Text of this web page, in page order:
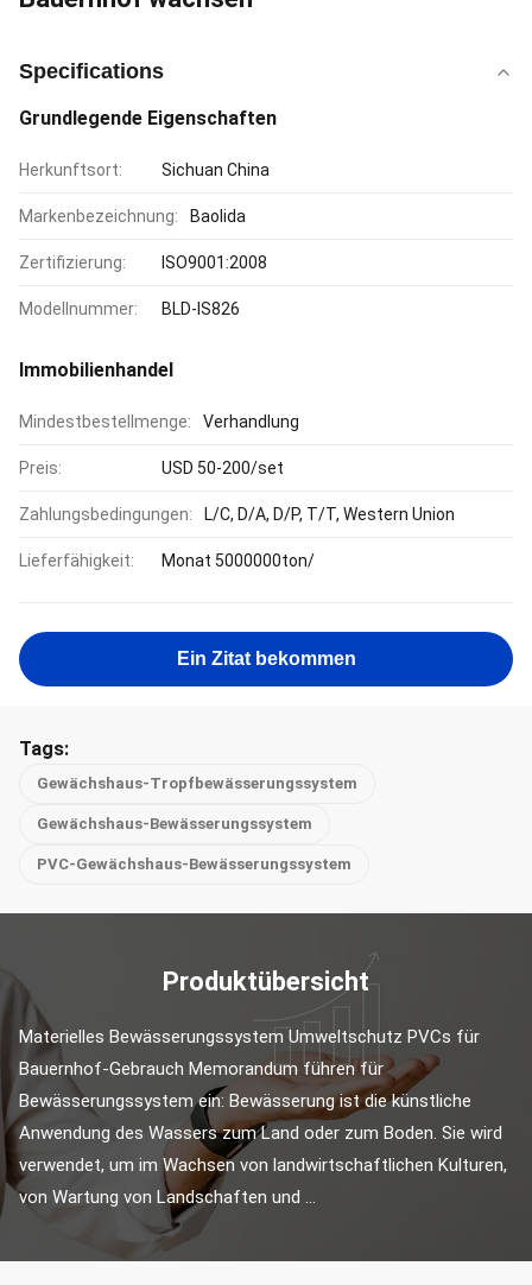
Specifications
Grundlegende Eigenschaften
Herkunftsort: Sichuan China
Markenbezeichnung: Baolida
Zertifizierung: ISO9001:2008
Modellnummer: BLD-IS826
Immobilienhandel
Mindestbestellmenge: Verhandlung
Preis: USD 50-200/set
Zahlungsbedingungen: L/C, D/A, D/P, T/T, Western Union
Lieferfähigkeit: Monat 5000000ton/
Ein Zitat bekommen
Tags:
Gewächshaus-Tropfbewässerungssystem
Gewächshaus-Bewässerungssystem
PVC-Gewächshaus-Bewässerungssystem
Produktübersicht
Materielles Bewässerungssystem Umweltschutz PVCs für
Bauernhof-Gebrauch Memorandum führen für
Bewässerungssystem ein: Bewässerung ist die künstliche
Anwendung des Wassers zum Land oder zum Boden. Sie wird
verwendet, um im Wachsen von landwirtschaftlichen Kulturen,
von Wartung von Landschaften und ...